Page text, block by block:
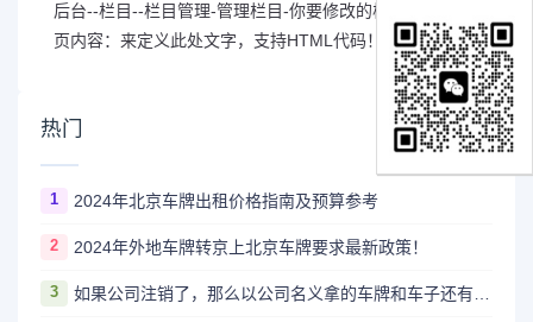
后台--栏目--栏目管理-管理栏目-你要修改的栏目-修改-单
页内容：来定义此处文字，支持HTML代码！
热门
1 2024年北京车牌出租价格指南及预算参考
2 2024年外地车牌转京上北京车牌要求最新政策！
3 如果公司注销了，那么以公司名义拿的车牌和车子还有用吗？怎么处理？